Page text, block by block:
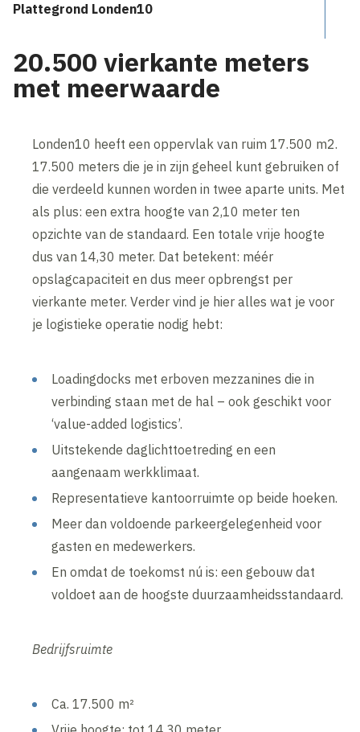
Plattegrond Londen10
20.500 vierkante meters
met meerwaarde
Londen10 heeft een oppervlak van ruim 17.500 m2.
17.500 meters die je in zijn geheel kunt gebruiken of
die verdeeld kunnen worden in twee aparte units. Met
als plus: een extra hoogte van 2,10 meter ten
opzichte van de standaard. Een totale vrije hoogte
dus van 14,30 meter. Dat betekent: méér
opslagcapaciteit en dus meer opbrengst per
vierkante meter. Verder vind je hier alles wat je voor
je logistieke operatie nodig hebt:
Loadingdocks met erboven mezzanines die in
verbinding staan met de hal – ook geschikt voor
‘value-added logistics’.
Uitstekende daglichttoetreding en een
aangenaam werkklimaat.
Representatieve kantoorruimte op beide hoeken.
Meer dan voldoende parkeergelegenheid voor
gasten en medewerkers.
En omdat de toekomst nú is: een gebouw dat
voldoet aan de hoogste duurzaamheidsstandaard.
Bedrijfsruimte
Ca. 17.500 m²